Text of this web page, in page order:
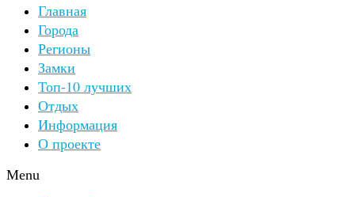
Главная
Города
Регионы
Замки
Топ-10 лучших
Отдых
Информация
О проекте
Menu